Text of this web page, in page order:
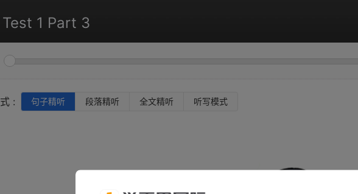
1 Part 3
: 句子精听 段落精听 全文精听 听写模式